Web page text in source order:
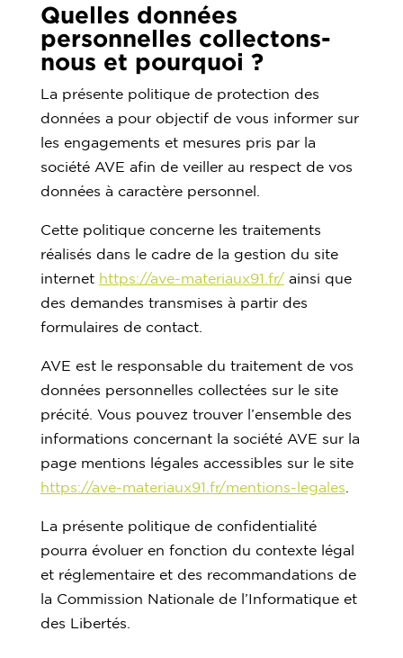
Quelles données
personnelles collectons-
nous et pourquoi ?
La présente politique de protection des
données a pour objectif de vous informer sur
les engagements et mesures pris par la
société AVE afin de veiller au respect de vos
données à caractère personnel.
Cette politique concerne les traitements
réalisés dans le cadre de la gestion du site
internet https://ave-materiaux91.fr/ainsi que
des demandes transmises à partir des
formulaires de contact.
AVE est le responsable du traitement de vos
données personnelles collectées sur le site
précité. Vous pouvez trouver l’ensemble des
informations concernant la société AVE sur la
page mentions légales accessibles sur le site
https://ave-materiaux91.fr/mentions-legales
La présente politique de confidentialité
pourra évoluer en fonction du contexte légal
et réglementaire et des recommandations de
la Commission Nationale de l’Informatique et
des Libertés.